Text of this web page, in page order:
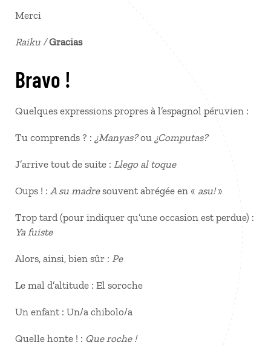
Merci
Raiku /Gracias
Bravo !
Quelques expressions propres à l’espagnol péruvien :
Tu comprends ? : ¿Manyas?ou ¿Computas?
J’arrive tout de suite : Llego al toque
Oups ! : A su madresouvent abrégée en « asu!»
Trop tard (pour indiquer qu’une occasion est perdue) :
Ya fuiste
Alors, ainsi, bien sûr : Pe
Le mal d’altitude : El soroche
Un enfant : Un/a chibolo/a
Quelle honte ! : Que roche !